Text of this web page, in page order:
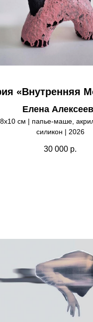
«Внутренняя
Елена
см | папье-маше,
силикон | 2026
30 000 р.